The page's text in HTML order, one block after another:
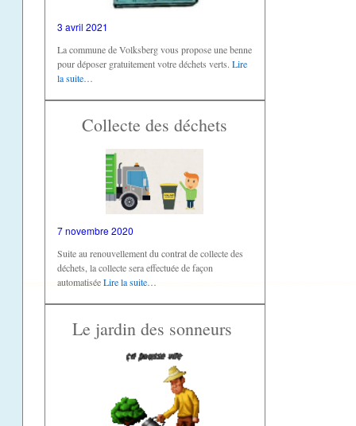
3 avril 2021
La commune de Volksberg vous propose une benne
pour déposer gratuitement votre déchets verts. Lire
la suite…
Collecte des déchets
7 novembre 2020
Suite au renouvellement du contrat de collecte des
déchets, la collecte sera effectuée de façon
automatiséeLire la suite…
Le jardin des sonneurs